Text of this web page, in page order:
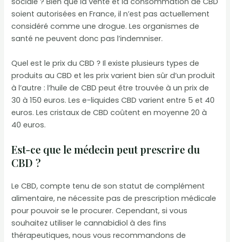
soient autorisées en France, il n’est pas actuellement
considéré comme une drogue. Les organismes de
santé ne peuvent donc pas l’indemniser.
Quel est le prix du CBD ? Il existe plusieurs types de
produits au CBD et les prix varient bien sûr d’un produit
à l’autre : l’huile de CBD peut être trouvée à un prix de
30 à 150 euros. Les e-liquides CBD varient entre 5 et 40
euros. Les cristaux de CBD coûtent en moyenne 20 à
40 euros.
Est-ce que le médecin peut prescrire du
CBD ?
Le CBD, compte tenu de son statut de complément
alimentaire, ne nécessite pas de prescription médicale
pour pouvoir se le procurer. Cependant, si vous
souhaitez utiliser le cannabidiol à des fins
thérapeutiques, nous vous recommandons de